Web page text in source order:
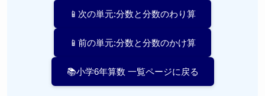
📱次の単元:分数と分数のわり算
📱前の単元:分数と分数のかけ算
📚小学6年算数 一覧ページに戻る